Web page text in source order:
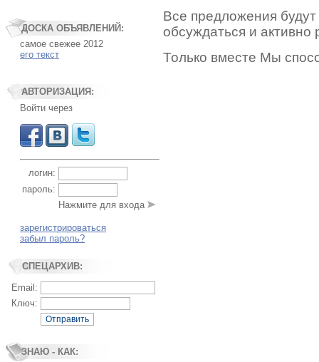
ДОСКА ОБЪЯВЛЕНИЙ:
самое свежее 2012
его текст
АВТОРИЗАЦИЯ:
Войти через
логин:
пароль:
Нажмите для входа
зарегистрироваться
забыл пароль?
СПЕЦАРХИВ:
Email:
Ключ:
Отправить
ЗНАЮ - КАК:
Все предложения
обсуждаться и активно
Только вместе Мы